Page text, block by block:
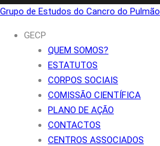
Grupo de Estudos do Cancro do Pulmão
GECP
QUEM SOMOS?
ESTATUTOS
CORPOS SOCIAIS
COMISSÃO CIENTÍFICA
PLANO DE AÇÃO
CONTACTOS
CENTROS ASSOCIADOS